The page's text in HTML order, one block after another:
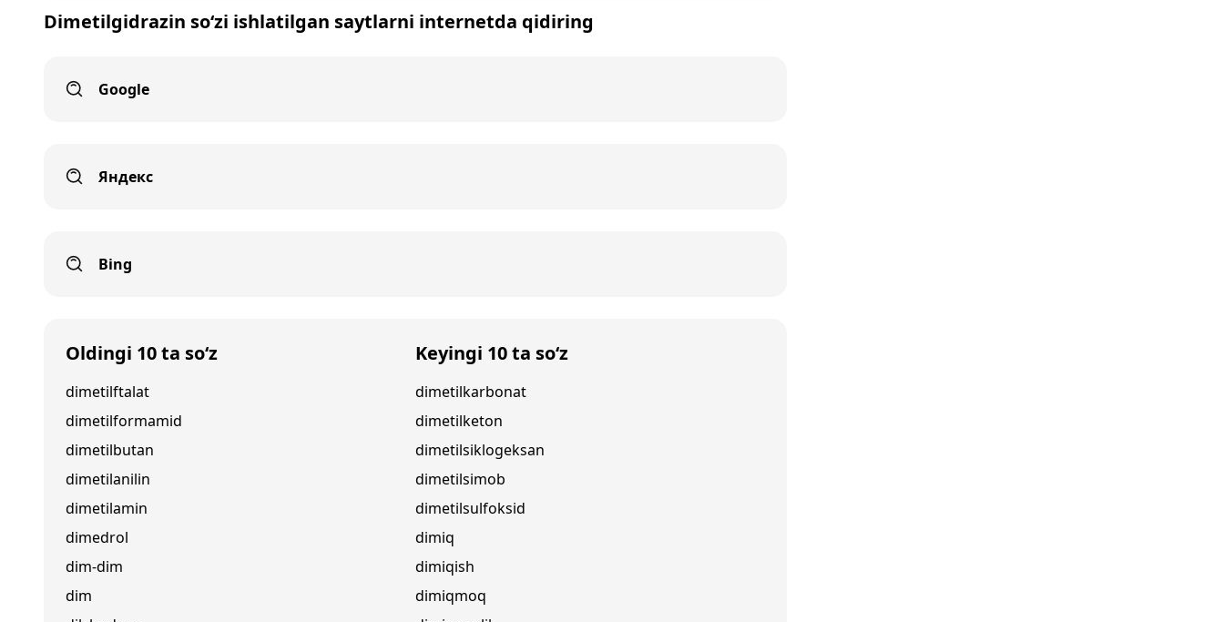
Dimetilgidrazin so‘zi ishlatilgan saytlarni internetda qidiring
Google
Яндекс
Bing
Oldingi 10 ta so‘z
dimetilftalat
dimetilformamid
dimetilbutan
dimetilanilin
dimetilamin
dimedrol
dim-dim
dim
Keyingi 10 ta so‘z
dimetilkarbonat
dimetilketon
dimetilsiklogeksan
dimetilsimob
dimetilsulfoksid
dimiq
dimiqish
dimiqmoq